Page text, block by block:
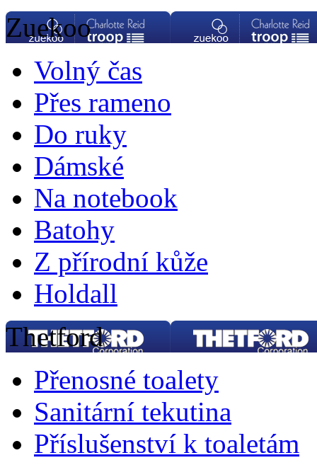
Zuekoo
Volný čas
Přes rameno
Do ruky
Dámské
Na notebook
Batohy
Z přírodní kůže
Holdall
Thetford
Přenosné toalety
Sanitární tekutina
Příslušenství k toaletám